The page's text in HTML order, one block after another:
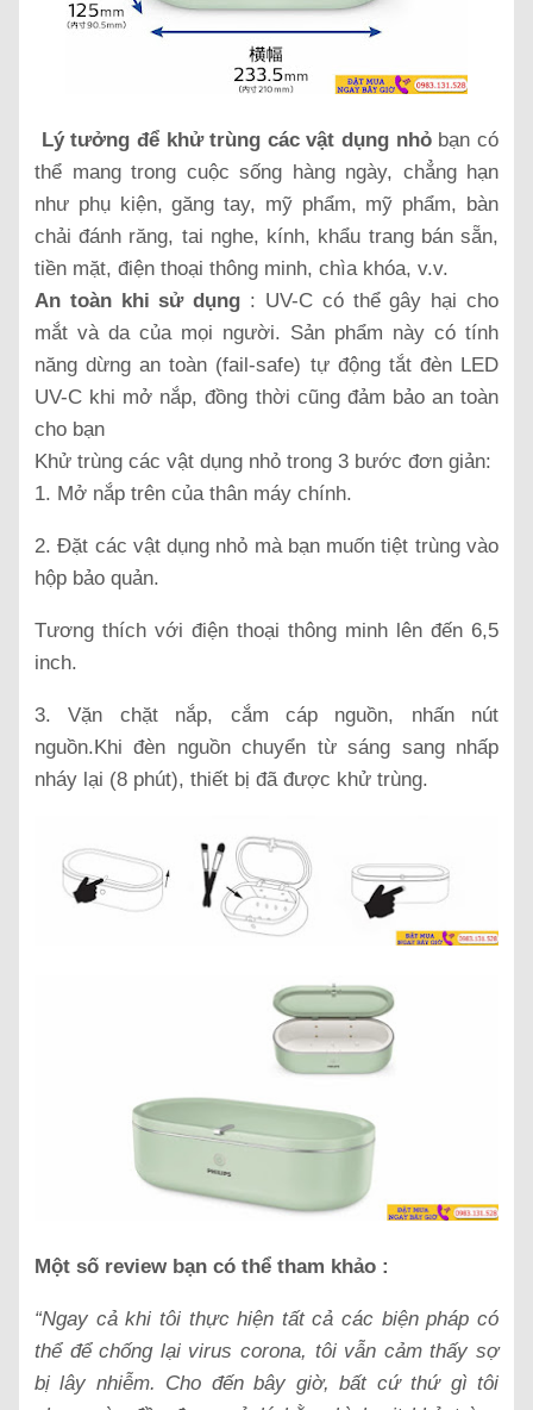
Lý tưởng để khử trùng các vật dụng nhỏbạn có
thể mang trong cuộc sống hàng ngày, chẳng hạn
như phụ kiện, găng tay, mỹ phẩm, mỹ phẩm, bàn
chải đánh răng, tai nghe, kính, khẩu trang bán sẵn,
tiền mặt, điện thoại thông minh, chìa khóa, v.v.
An toàn khi sử dụng : UV-C có thể gây hại cho
mắt và da của mọi người. Sản phẩm này có tính
năng dừng an toàn (fail-safe) tự động tắt đèn LED
UV-C khi mở nắp, đồng thời cũng đảm bảo an toàn
cho bạn
Khử trùng các vật dụng nhỏ trong 3 bước đơn giản:
1. Mở nắp trên của thân máy chính.
2. Đặt các vật dụng nhỏ mà bạn muốn tiệt trùng vào
hộp bảo quản.
Tương thích với điện thoại thông minh lên đến 6,5
inch.
3. Vặn chặt nắp, cắm cáp nguồn, nhấn nút
nguồn.Khi đèn nguồn chuyển từ sáng sang nhấp
nháy lại (8 phút), thiết bị đã được khử trùng.
Một số review bạn có thể tham khảo :
“Ngay cả khi tôi thực hiện tất cả các biện pháp có
thể để chống lại virus corona, tôi vẫn cảm thấy sợ
bị lây nhiễm. Cho đến bây giờ, bất cứ thứ gì tôi